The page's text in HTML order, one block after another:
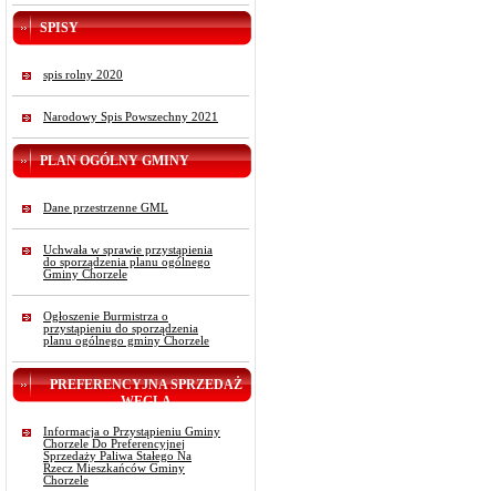
SPISY
spis rolny 2020
Narodowy Spis Powszechny 2021
PLAN OGÓLNY GMINY
Dane przestrzenne GML
Uchwała w sprawie przystąpienia
do sporządzenia planu ogólnego
Gminy Chorzele
Ogłoszenie Burmistrza o
przystąpieniu do sporządzenia
planu ogólnego gminy Chorzele
PREFERENCYJNA SPRZEDAŻ
WĘGLA
Informacja o Przystąpieniu Gminy
Chorzele Do Preferencyjnej
Sprzedaży Paliwa Stałego Na
Rzecz Mieszkańców Gminy
Chorzele